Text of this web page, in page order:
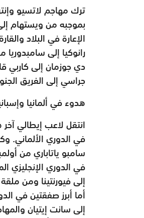
ترك مهاجم لاتسيو
بموجبه من ويستهام
الإعارة في البلاد
رانوكيا إلى
دي جوزمان إلى كاربي
جراسي إلى الفريق
هدوء في ألمانيا
انتقل لاعب إيطالي
في الدوري الألماني.
سامبو ياتاباري من
في الدوري الإنجليزي
إلى فيورنتينا ومن
أما أبرز صفقتين في
إلى سانت إيتيان